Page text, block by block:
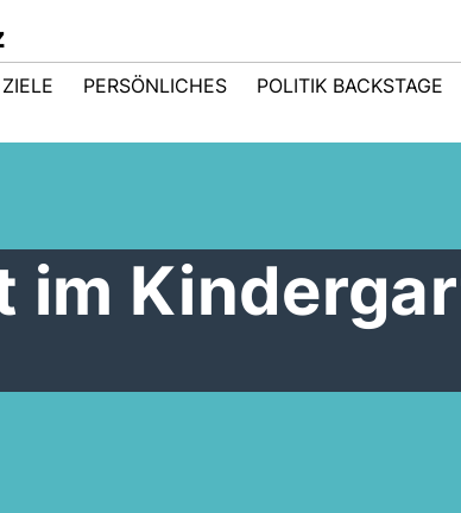
ZIELE PERSÖNLICHES POLITIK BACKSTAGE
im